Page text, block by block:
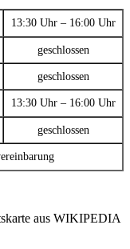
13:30 Uhr – 16:00 Uhr
geschlossen
geschlossen
13:30 Uhr – 16:00 Uhr
geschlossen